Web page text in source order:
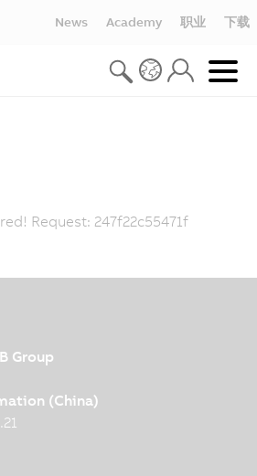
News Academy 职业 下载
Request: 247f22c55471f
Group
(China)